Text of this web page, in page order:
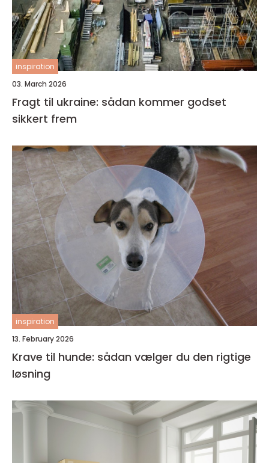
inspiration
03. March 2026
Fragt til ukraine: sådan kommer godset
sikkert frem
inspiration
13. February 2026
Krave til hunde: sådan vælger du den rigtige
løsning